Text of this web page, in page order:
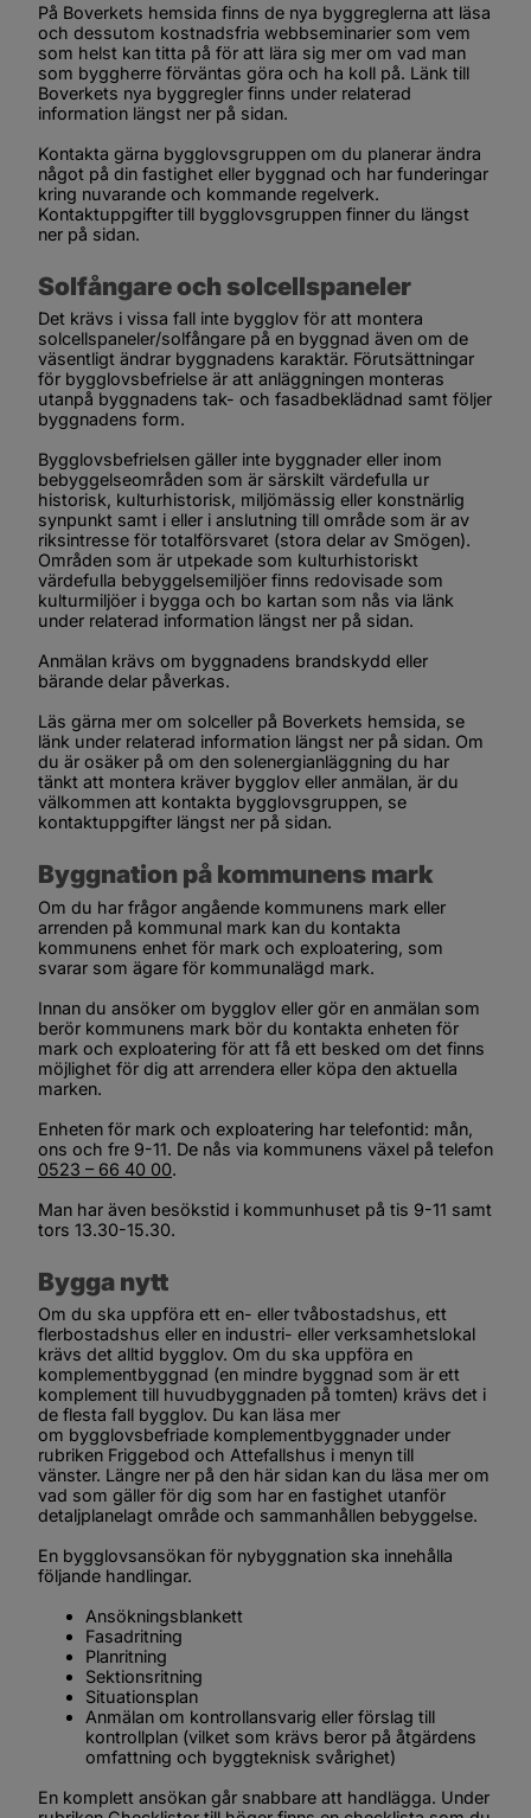
På Boverkets hemsida finns de nya byggreglerna att läsa
och dessutom kostnadsfria webbseminarier som vem
som helst kan titta på för att lära sig mer om vad man
som byggherre förväntas göra och ha koll på. Länk till
Boverkets nya byggregler finns under relaterad
information längst ner på sidan.
Kontakta gärna bygglovsgruppen om du planerar ändra
något på din fastighet eller byggnad och har funderingar
kring nuvarande och kommande regelverk.
Kontaktuppgifter till bygglovsgruppen finner du längst
ner på sidan.
Solfångare och solcellspaneler
Det krävs i vissa fall inte bygglov för att montera
solcellspaneler/solfångare på en byggnad även om de
väsentligt ändrar byggnadens karaktär. Förutsättningar
för bygglovsbefrielse är att anläggningen monteras
utanpå byggnadens tak- och fasadbeklädnad samt följer
byggnadens form.
Bygglovsbefrielsen gäller inte byggnader eller inom
bebyggelseområden som är särskilt värdefulla ur
historisk, kulturhistorisk, miljömässig eller konstnärlig
synpunkt samt i eller i anslutning till område som är av
riksintresse för totalförsvaret (stora delar av Smögen).
Områden som är utpekade som kulturhistoriskt
kulturmiljöer i bygga och bo kartan som nås via länk
under relaterad information längst ner på sidan.
Anmälan krävs om byggnadens brandskydd eller
bärande delar påverkas.
Läs gärna mer om solceller på Boverkets hemsida, se
länk under relaterad information längst ner på sidan. Om
du är osäker på om den solenergianläggning du har
tänkt att montera kräver bygglov eller anmälan, är du
välkommen att kontakta bygglovsgruppen, se
kontaktuppgifter längst ner på sidan.
Byggnation på kommunens mark
Om du har frågor angående kommunens mark eller
arrenden på kommunal mark kan du kontakta
kommunens enhet för mark och exploatering, som
svarar som ägare för kommunalägd mark.
Innan du ansöker om bygglov eller gör en anmälan som
berör kommunens mark bör du kontakta enheten för
mark och exploatering för att få ett besked om det finns
möjlighet för dig att arrendera eller köpa den aktuella
marken.
Enheten för mark och exploatering har telefontid: mån,
0523 – 66 40 00.
Man har även besökstid i kommunhuset på tis 9-11 samt
tors 13.30-15.30.
Bygga nytt
Om du ska uppföra ett en- eller tvåbostadshus, ett
flerbostadshus eller en industri- eller verksamhetslokal
krävs det alltid bygglov. Om du ska uppföra en
komplementbyggnad (en mindre byggnad som är ett
komplement till huvudbyggnaden på tomten) krävs det i
de flesta fall bygglov. Du kan läsa mer
om bygglovsbefriade komplementbyggnader under
rubriken Friggebod och Attefallshus i menyn till
vänster. Längre ner på den här sidan kan du läsa mer om
vad som gäller för dig som har en fastighet utanför
detaljplanelagt område och sammanhållen bebyggelse.
En bygglovsansökan för nybyggnation ska innehålla
följande handlingar.
Ansökningsblankett
Fasadritning
Planritning
Sektionsritning
Situationsplan
Anmälan om kontrollansvarig eller förslag till
kontrollplan (vilket som krävs beror på åtgärdens
omfattning och byggteknisk svårighet)
En komplett ansökan går snabbare att handlägga. Under